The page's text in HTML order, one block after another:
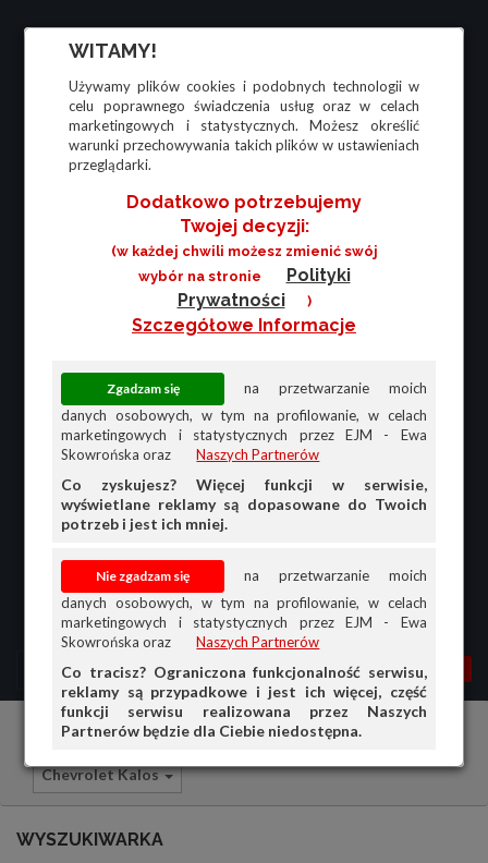
WITAMY!
Używamy plików cookies i podobnych technologii w
celu poprawnego świadczenia usług oraz w celach
marketingowych i statystycznych. Możesz określić
warunki przechowywania takich plików w ustawieniach
przeglądarki.
Dodatkowo potrzebujemy
Twojej decyzji:
(w każdej chwili możesz zmienić swój
wybór na stronie
Polityki
Prywatności
)
Szczegółowe Informacje
na przetwarzanie moich
danych osobowych, w tym na profilowanie, w celach
marketingowych i statystycznych przez EJM - Ewa
Skowrońska oraz
Naszych Partnerów
Co zyskujesz? Więcej funkcji w serwisie,
wyświetlane reklamy są dopasowane do Twoich
potrzeb i jest ich mniej.
na przetwarzanie moich
danych osobowych, w tym na profilowanie, w celach
marketingowych i statystycznych przez EJM - Ewa
Skowrońska oraz
Naszych Partnerów
Co tracisz? Ograniczona funkcjonalność serwisu,
reklamy są przypadkowe i jest ich więcej, część
funkcji serwisu realizowana przez Naszych
Partnerów będzie dla Ciebie niedostępna.
MENU MOJA AG
PRZEGLĄD
Samochody osobowe Chevrolet
Chevrolet Kalos
WYSZUKIWARKA